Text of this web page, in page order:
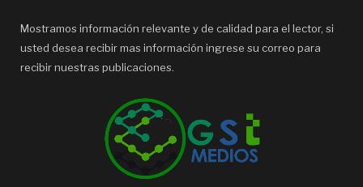
Mostramos información relevante y de calidad para el lector, si
usted desea recibir mas información ingrese su correo para
recibir nuestras publicaciones.